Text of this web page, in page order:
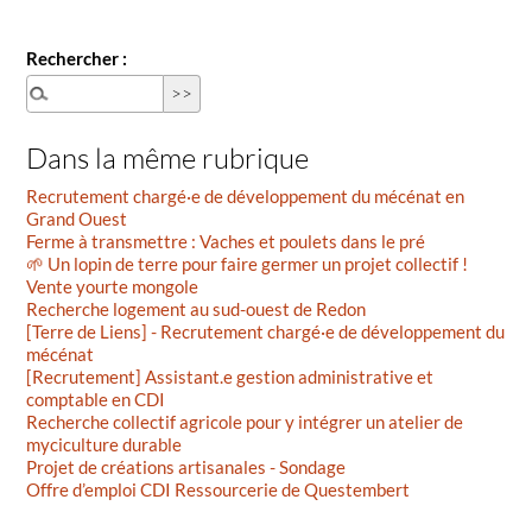
Rechercher :
Dans la même rubrique
Recrutement chargé·e de développement du mécénat en
Grand Ouest
Ferme à transmettre : Vaches et poulets dans le pré
🌱 Un lopin de terre pour faire germer un projet collectif !
Vente yourte mongole
Recherche logement au sud-ouest de Redon
[Terre de Liens] - Recrutement chargé·e de développement du
mécénat
[Recrutement] Assistant.e gestion administrative et
comptable en CDI
Recherche collectif agricole pour y intégrer un atelier de
myciculture durable
Projet de créations artisanales - Sondage
Offre d’emploi CDI Ressourcerie de Questembert